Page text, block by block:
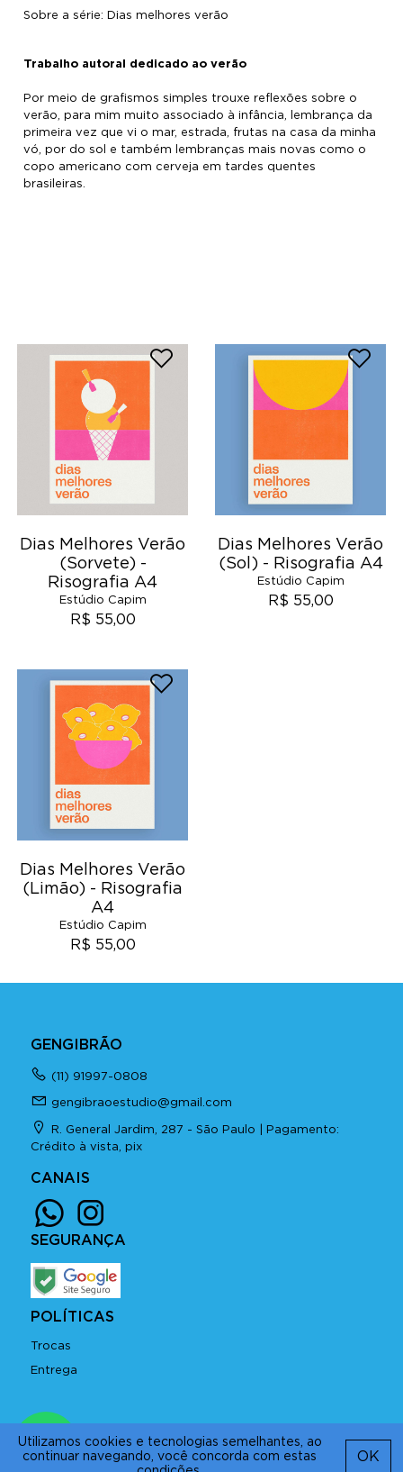
Utilizamos cookies e tecnologias semelhantes, ao
continuar navegando, você concorda com estas
OK
Sobre a série: Dias melhores verão
Trabalho autoral dedicado ao verão
Por meio de grafismos simples trouxe reflexões sobre o
verão, para mim muito associado à infância, lembrança da
primeira vez que vi o mar, estrada, frutas na casa da minha
vó, por do sol e também lembranças mais novas como o
copo americano com cerveja em tardes quentes
brasileiras.
Dias Melhores Verão
(Sorvete) -
Risografia A4
Estúdio Capim
R$ 55,00
Dias Melhores Verão
(Sol) - Risografia A4
Estúdio Capim
R$ 55,00
Dias Melhores Verão
(Limão) - Risografia
A4
Estúdio Capim
R$ 55,00
GENGIBRÃO
(11) 91997-0808
gengibraoestudio@gmail.com
R. General Jardim, 287 - São Paulo | Pagamento:
Crédito à vista, pix
CANAIS
SEGURANÇA
POLÍTICAS
Trocas
Entrega
Copyright © 2026 GENGIBRÃO
criado comAppCollaborative